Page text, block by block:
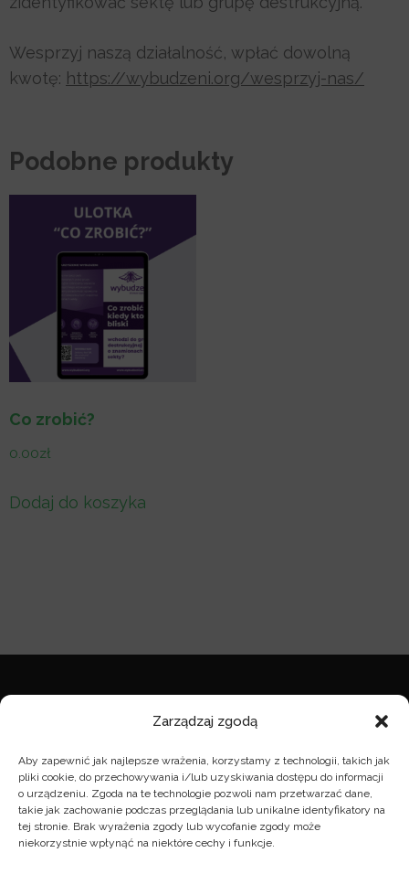
Zarządzaj zgodą
Aby zapewnić jak najlepsze wrażenia, korzystamy z technologii, takich jak
pliki cookie, do przechowywania i/lub uzyskiwania dostępu do informacji
o urządzeniu. Zgoda na te technologie pozwoli nam przetwarzać dane,
takie jak zachowanie podczas przeglądania lub unikalne identyfikatory na
tej stronie. Brak wyrażenia zgody lub wycofanie zgody może
niekorzystnie wpłynąć na niektóre cechy i funkcje.
Wesprzyj naszą działalność, wpłać dowolną
kwotę: https://wybudzeni.org/wesprzyj-nas/
Podobne produkty
Co zrobić?
0.00zł
Dodaj do koszyka
NOTA PRAWNA
nota prawna
KONTAKT